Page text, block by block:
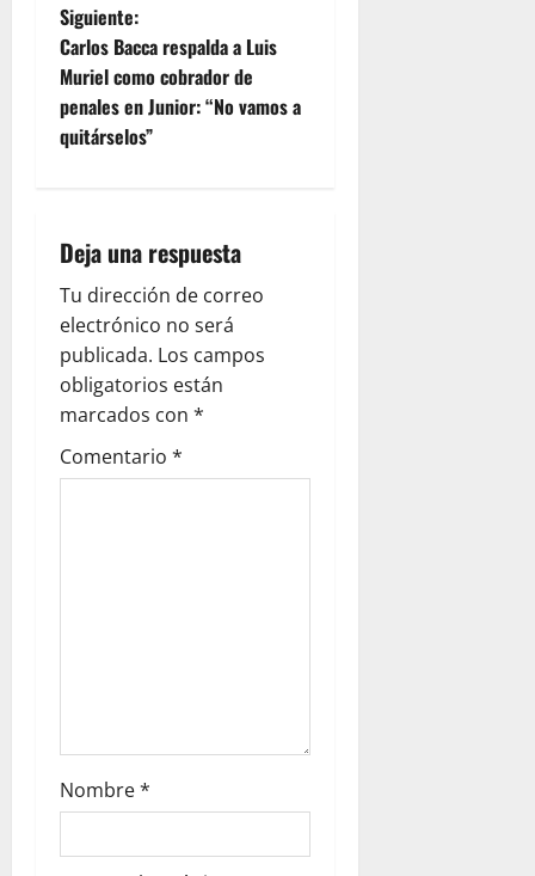
Siguiente:
Carlos Bacca respalda a Luis
Muriel como cobrador de
penales en Junior: “No vamos a
quitárselos”
Deja una respuesta
Tu dirección de correo
electrónico no será
publicada. Los campos
obligatorios están
marcados con *
Comentario *
Nombre*